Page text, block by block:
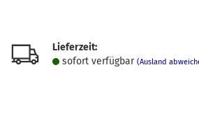
Lieferzeit:
sofort verfügbar (Ausland